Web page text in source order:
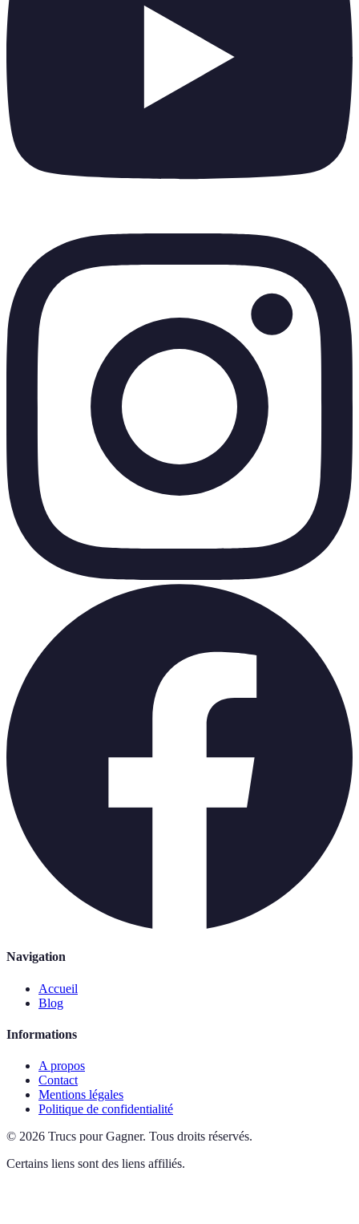
Navigation
Accueil
Blog
Informations
A propos
Contact
Mentions légales
Politique de confidentialité
© 2026 Trucs pour Gagner. Tous droits réservés.
Certains liens sont des liens affiliés.